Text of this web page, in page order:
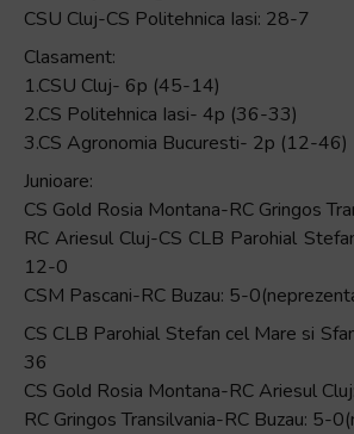
CSU Cluj-CS Politehnica Iasi: 28-7
Clasament:
1.CSU Cluj- 6p (45-14)
2.CS Politehnica Iasi- 4p (36-33)
3.CS Agronomia Bucuresti- 2p (12-46)
Junioare:
CS Gold Rosia Montana-RC Gringos
RC Ariesul Cluj-CS CLB Parohial
12-0
CSM Pascani-RC Buzau: 5-
CS CLB Parohial Stefan cel Mare si
36
CS Gold Rosia Montana-RC Ariesul
RC Gringos Transilvania-RC Buzau: 5-